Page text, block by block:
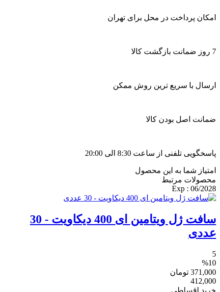
امکان پرداخت در محل برای تهران
7 روز ضمانت بازگشت کالا
ارسال با سریع ترین روش ممکن
ضمانت اصل بودن کالا
پاسخگویی تلفنی از ساعت 8:30 الی 20:00
امتیاز شما به این محصول
محصولات مرتبط
06/2028
: Exp
سافت ژل ویتامین ای 400 دیکاویت - 30
عددی
5
%10
371,000 تومان
412,000
خرید اقساطی